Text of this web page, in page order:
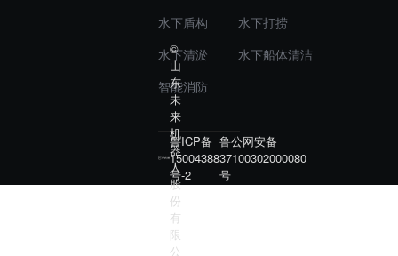
水下盾构
水下清淤
智能消防
水下打捞
水下船体清洁
©
山
东
未
来
机
器
人
股
份
有
限
公
鲁ICP备
15004388
号-2
鲁公网安备
37100302000080
号